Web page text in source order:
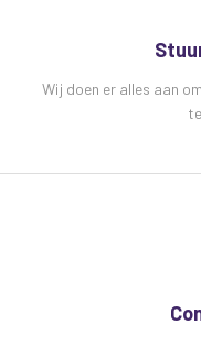
EQ: laag 15dB
schakelbaar
THD + N
Dynamisch
Overspraak :
Wij doen er alles aan